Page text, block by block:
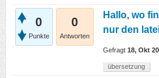
0
Punkte
0
Antworten
Hallo, wo
nur den
Gefragt 18, Okt
übersetzung